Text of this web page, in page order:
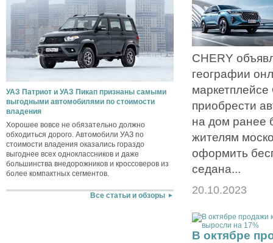
УАЗ Патриот и УАЗ Пикап признаны самыми
выгодными автомобилями по стоимости
владения
Хорошее вовсе не обязательно должно
обходиться дорого. Автомобили УАЗ по
стоимости владения оказались гораздо
выгоднее всех одноклассников и даже
большинства внедорожников и кроссоверов из
более компактных сегментов.
Все статьи и обзоры
CHERY
географии
приобрести
на дом ранее
жителям
оформить
седана...
20.10.2023
В октябре